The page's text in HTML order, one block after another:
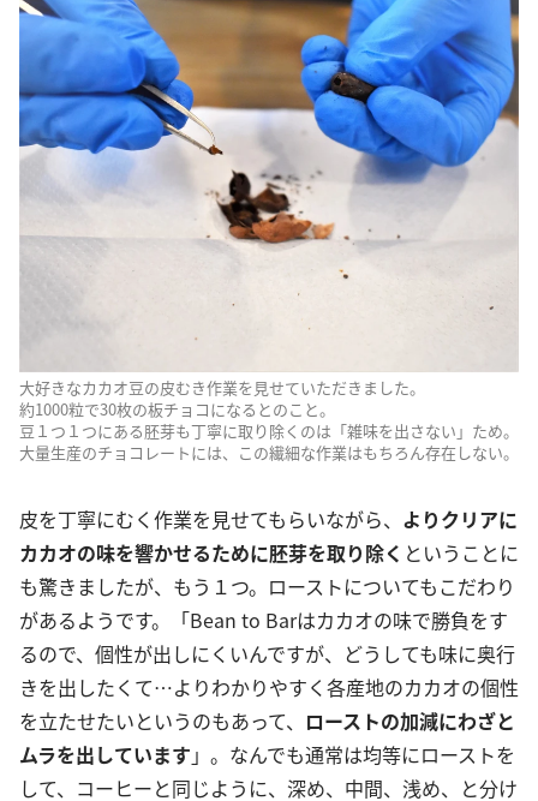
大好きなカカオ豆の皮むき作業を見せていただきました。
約1000粒で30枚の板チョコになるとのこと。
豆１つ１つにある胚芽も丁寧に取り除くのは「雑味を出さない」ため。
大量生産のチョコレートには、この繊細な作業はもちろん存在しない。
皮を丁寧にむく作業を見せてもらいながら、 よりクリアに
カカオの味を響かせるために胚芽を取り除く ということに
も驚きましたが、もう１つ。ローストについてもこだわり
があるようです。「Bean to Barはカカオの味で勝負をす
るので、個性が出しにくいんですが、どうしても味に奥行
きを出したくて…よりわかりやすく各産地のカカオの個性
を立たせたいというのもあって、 ローストの加減にわざと
ムラを出しています 」。なんでも通常は均等にローストを
して、コーヒーと同じように、深め、中間、浅め、と分け